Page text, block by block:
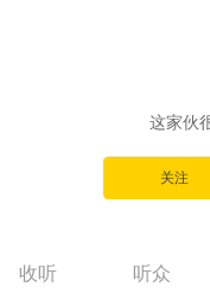
这家伙
收听 听众